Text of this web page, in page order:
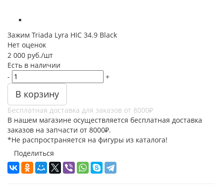
Зажим Triada Lyra HIC 34.9 Black
Нет оценок
2 000 руб./шт
Есть в наличии
-
+
В корзину
Бесплатная доставка для заказов от 8000₽
В нашем магазине осуществляется бесплатная доставка
заказов на запчасти от 8000₽.
*Не распространяется на фигуры из каталога!
Поделиться